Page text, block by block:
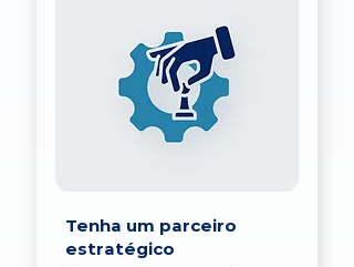
Tenha um parceiro
estratégico